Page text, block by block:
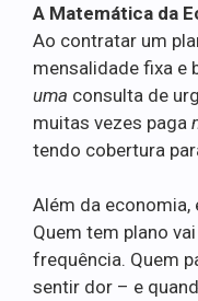
A Matemática da
Ao contratar um
mensalidade fixa e
uma consulta de
muitas vezes paga
tendo cobertura
Além da
Quem tem plano
frequência. Quem
sentir dor – e